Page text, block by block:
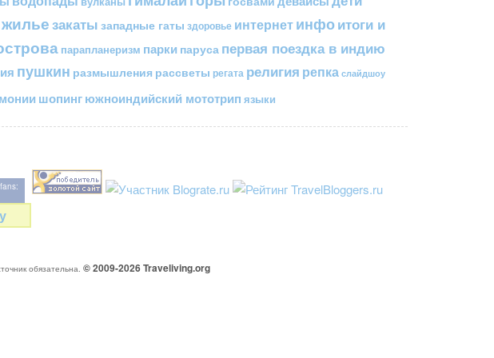
жильезакаты западные гаты здоровье интернетинфоитоги и
парапланеризм парки паруса первая поездка в индию
пушкин размышления рассветы регата религия репка слайдшоу
шопингюжноиндийский мототрип языки
обязательна. © 2009-2026Traveliving.org